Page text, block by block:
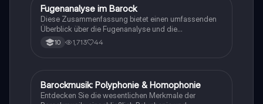
Musik
Fugenanalyse im Barock
Diese Zusammenfassung bietet einen umfassenden
Überblick über die Fugenanalyse und die
musikalischen Merkmale der Barockzeit (1600-1750).
Sie behandelt die Struktur und Funktion von Fugen,
Klasse, die sich auf Klassenarbeiten vorbereiten.
10 1,713 44
Musik
Barockmusik: Polyphonie & Homophonie
Entdecken Sie die wesentlichen Merkmale der